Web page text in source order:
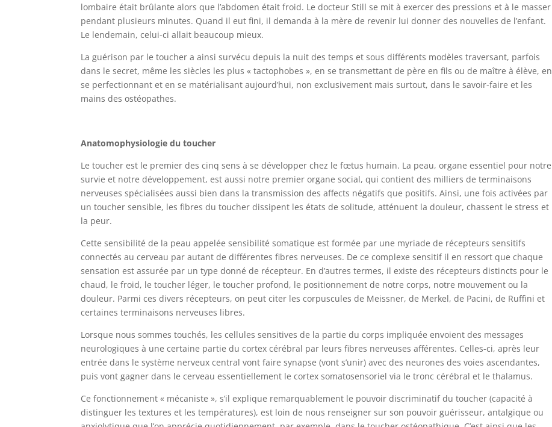
lombaire était brûlante alors que l’abdomen était froid. Le docteur Still se mit à exercer des pressions et à le masser
pendant plusieurs minutes. Quand il eut fini, il demanda à la mère de revenir lui donner des nouvelles de l’enfant.
Le lendemain, celui-ci allait beaucoup mieux.
La guérison par le toucher a ainsi survécu depuis la nuit des temps et sous différents modèles traversant, parfois
dans le secret, même les siècles les plus « tactophobes », en se transmettant de père en fils ou de maître à élève, en
se perfectionnant et en se matérialisant aujourd’hui, non exclusivement mais surtout, dans le savoir-faire et les
mains des ostéopathes.
Anatomophysiologie du toucher
Le toucher est le premier des cinq sens à se développer chez le fœtus humain. La peau, organe essentiel pour notre
survie et notre développement, est aussi notre premier organe social, qui contient des milliers de terminaisons
nerveuses spécialisées aussi bien dans la transmission des affects négatifs que positifs. Ainsi, une fois activées par
un toucher sensible, les fibres du toucher dissipent les états de solitude, atténuent la douleur, chassent le stress et
la peur.
Cette sensibilité de la peau appelée sensibilité somatique est formée par une myriade de récepteurs sensitifs
connectés au cerveau par autant de différentes fibres nerveuses. De ce complexe sensitif il en ressort que chaque
sensation est assurée par un type donné de récepteur. En d’autres termes, il existe des récepteurs distincts pour le
chaud, le froid, le toucher léger, le toucher profond, le positionnement de notre corps, notre mouvement ou la
douleur. Parmi ces divers récepteurs, on peut citer les corpuscules de Meissner, de Merkel, de Pacini, de Ruffini et
certaines terminaisons nerveuses libres.
Lorsque nous sommes touchés, les cellules sensitives de la partie du corps impliquée envoient des messages
neurologiques à une certaine partie du cortex cérébral par leurs fibres nerveuses afférentes. Celles-ci, après leur
entrée dans le système nerveux central vont faire synapse (vont s’unir) avec des neurones des voies ascendantes,
puis vont gagner dans le cerveau essentiellement le cortex somatosensoriel via le tronc cérébral et le thalamus.
Ce fonctionnement « mécaniste », s’il explique remarquablement le pouvoir discriminatif du toucher (capacité à
distinguer les textures et les températures), est loin de nous renseigner sur son pouvoir guérisseur, antalgique ou